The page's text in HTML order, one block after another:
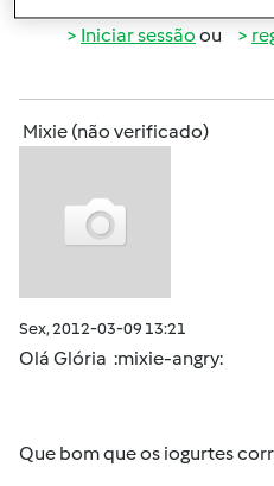
Iniciar sessão ou
Mixie (não verificado)
Sex, 2012-03-09 13:21
Olá Glória :mixie-angry:
Que bom que os iogurtes